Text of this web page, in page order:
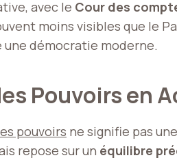
avec le Cour des
moins visibles que le
démocratie moderne.
Pouvoirs en
pouvoirs ne signifie pas
repose sur un équilibre